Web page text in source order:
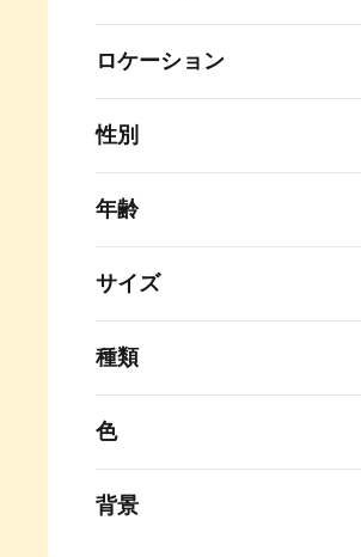
ロケーション
性別
年齢
サイズ
種類
色
背景